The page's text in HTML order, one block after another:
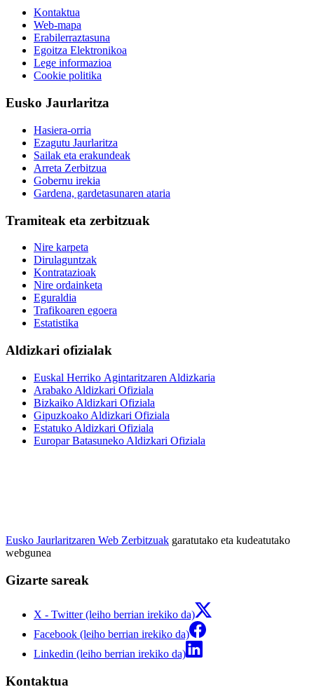
Kontaktua
Web-mapa
Erabilerraztasuna
Egoitza Elektronikoa
Lege informazioa
Cookie politika
Eusko Jaurlaritza
Hasiera-orria
Ezagutu Jaurlaritza
Sailak eta erakundeak
Arreta Zerbitzua
Gobernu irekia
Gardena, gardetasunaren ataria
Tramiteak eta zerbitzuak
Nire karpeta
Dirulaguntzak
Kontratazioak
Nire ordainketa
Eguraldia
Trafikoaren egoera
Estatistika
Aldizkari ofizialak
Euskal Herriko Agintaritzaren Aldizkaria
Arabako Aldizkari Ofiziala
Bizkaiko Aldizkari Ofiziala
Gipuzkoako Aldizkari Ofiziala
Estatuko Aldizkari Ofiziala
Europar Batasuneko Aldizkari Ofiziala
Eusko Jaurlaritzaren Web Zerbitzuak garatutako eta kudeatutako
webgunea
Gizarte sareak
X - Twitter (leiho berrian irekiko da)
Facebook (leiho berrian irekiko da)
Linkedin (leiho berrian irekiko da)
Kontaktua